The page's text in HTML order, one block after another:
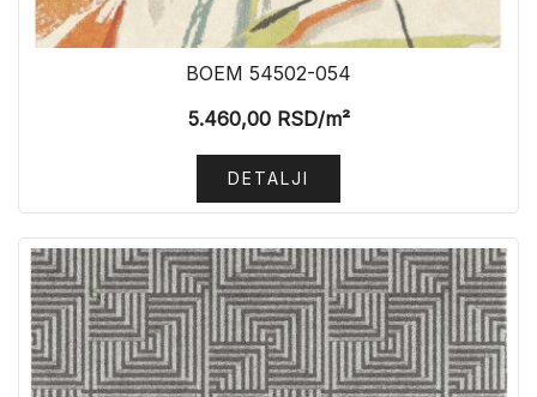
BOEM 54502-054
5.460,00RSD/m²
DETALJI